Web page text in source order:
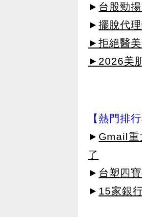
► 台股勁
► 擺脫代
►拒絕醫
►2026美
【熱門排行
► Gmail重
了
► 台塑四
► 15家銀